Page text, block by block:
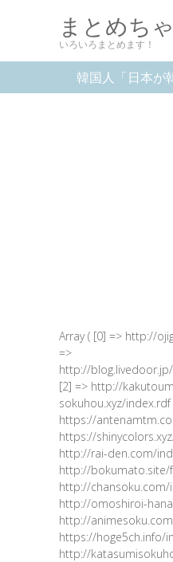
まとめち
いろいろまとめます！
韓国人「日本が
Array ( [0] => http://
=>
http://
[2] => http://
sokuhou.xyz/
https://
https://
http://rai-den.com/
http://bokumato.site/
http://chansoku.com/
http://omoshiroi-
http://
https://hoge5ch.info/
http://